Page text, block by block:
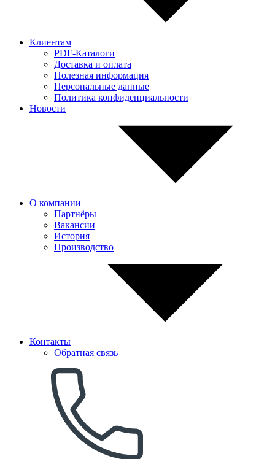
Клиентам
PDF-Каталоги
Доставка и оплата
Полезная информация
Персональные данные
Политика конфиденциальности
Новости
О компании
Партнёры
Вакансии
История
Производство
Контакты
Обратная связь